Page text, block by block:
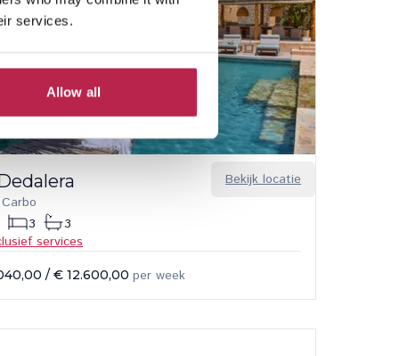
services.
Allow all
Bekijk locatie
3
3
services
/ € 12.600,00 per week